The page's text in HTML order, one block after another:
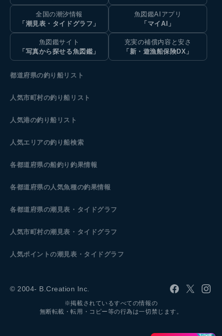
全国の潮汐情報
「潮見表・タイドグラフ」
魚図鑑AIアプリ
「マイAI」
魚図鑑サイト
「写真から探せる魚図鑑」
充実の補償内容と安さ
「新・遊漁船保険DX」
都道府県の釣り船リスト
人気市町村の釣り船リスト
人気港の釣り船リスト
人気エリアの釣り船検索
各都道府県の船釣り釣果情報
各都道府県の人気魚種の釣果情報
各都道府県の潮見表 ・タイドグラフ
人気市町村の潮見表・タイドグラフ
人気ポイントの潮見表・タイドグラフ
© 2004- B.Creation Inc.
※掲載されているすべての情報の
無断転載・転用・コピー等の行為は一切禁じます。